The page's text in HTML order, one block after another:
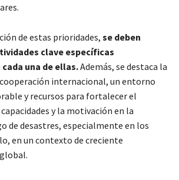
de estas prioridades, se deben
clave específicas
una de ellas.Además, se destaca la
internacional, un entorno
y recursos para fortalecer el
y la motivación en la
de desastres, especialmente en los
en un contexto de creciente